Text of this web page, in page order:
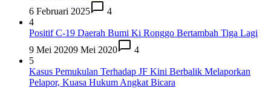
6 Februari 2025
4
4
Positif C-19 Daerah Bumi Ki Ronggo Bertambah Tiga Lagi
9 Mei 20209 Mei 2020
4
5
Kasus Pemukulan Terhadap JF Kini Berbalik Melaporkan
Pelapor, Kuasa Hukum Angkat Bicara